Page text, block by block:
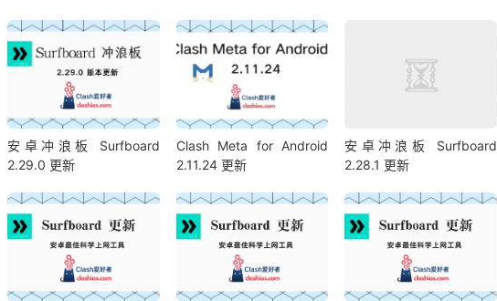
安卓冲浪板 Surfboard
2.29.0 更新
Clash Meta for Android
2.11.24 更新
安卓冲浪板 Surfboard
2.28.1 更新